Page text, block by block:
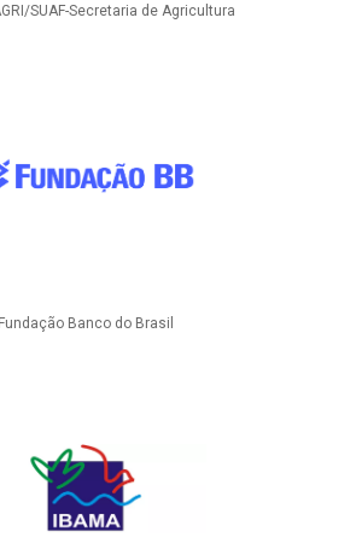
SUAF-Secretaria de Agricultura
Fundação Banco do Brasil